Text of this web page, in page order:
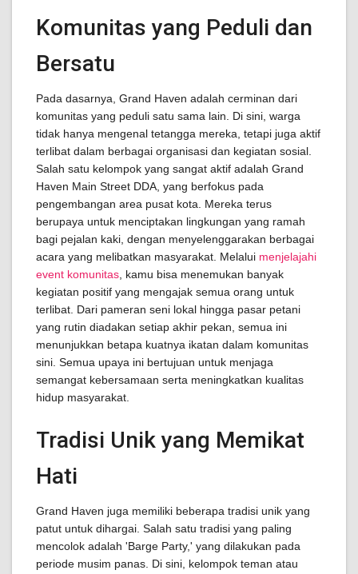
Komunitas yang Peduli dan
Bersatu
Pada dasarnya, Grand Haven adalah cerminan dari
komunitas yang peduli satu sama lain. Di sini, warga
tidak hanya mengenal tetangga mereka, tetapi juga aktif
terlibat dalam berbagai organisasi dan kegiatan sosial.
Salah satu kelompok yang sangat aktif adalah Grand
Haven Main Street DDA, yang berfokus pada
pengembangan area pusat kota. Mereka terus
berupaya untuk menciptakan lingkungan yang ramah
bagi pejalan kaki, dengan menyelenggarakan berbagai
acara yang melibatkan masyarakat. Melalui menjelajahi
event komunitas , kamu bisa menemukan banyak
kegiatan positif yang mengajak semua orang untuk
terlibat. Dari pameran seni lokal hingga pasar petani
yang rutin diadakan setiap akhir pekan, semua ini
menunjukkan betapa kuatnya ikatan dalam komunitas
sini. Semua upaya ini bertujuan untuk menjaga
semangat kebersamaan serta meningkatkan kualitas
hidup masyarakat.
Tradisi Unik yang Memikat
Hati
Grand Haven juga memiliki beberapa tradisi unik yang
patut untuk dihargai. Salah satu tradisi yang paling
mencolok adalah 'Barge Party,' yang dilakukan pada
periode musim panas. Di sini, kelompok teman atau